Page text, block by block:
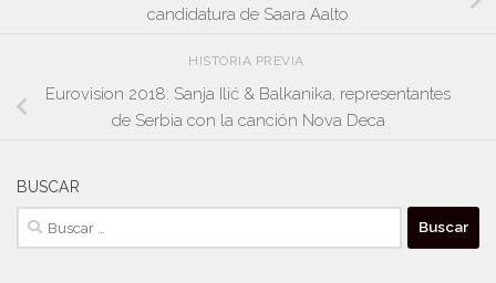
candidatura de Saara Aalto
HISTORIA PREVIA
Eurovision 2018: Sanja Ilić & Balkanika, representantes
de Serbia con la canción Nova Deca
BUSCAR
Buscar: